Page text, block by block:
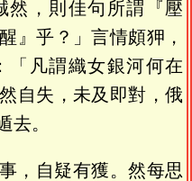
然，則佳句所謂『壓
』乎？」言情頗狎，
「凡謂織女銀河何在
自失，未及即對，俄
去。
，自疑有獲。然每思